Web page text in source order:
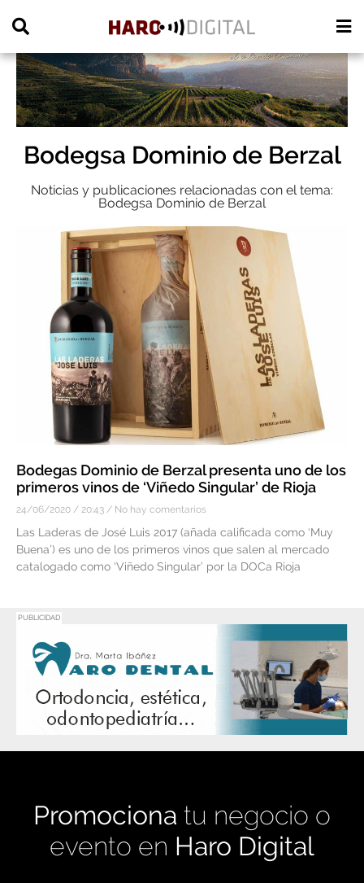
Bodegsa Dominio de Berzal
Noticias y publicaciones relacionadas con el tema:
Bodegsa Dominio de Berzal
Bodegas Dominio de Berzal presenta uno de los
primeros vinos de ‘Viñedo Singular’ de Rioja
24/06/2020 20:43 No hay comentarios
Las Laderas de José Luis 2017 (añada calificada como ‘Muy
Buena’) es uno de los primeros vinos que salen al mercado
catalogado como ‘Viñedo Singular’ por la DOCa Rioja
PUBLICIDAD
Promociona tu negocio o
evento en Haro Digital